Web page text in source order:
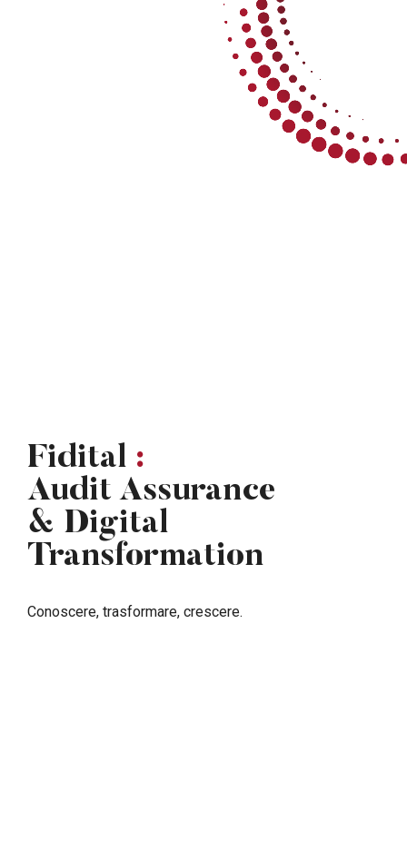
Fidital :
Audit Assurance
& Digital
Transformation
Conoscere, trasformare, crescere.